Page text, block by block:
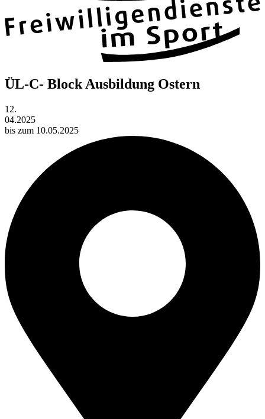
ÜL-C- Block Ausbildung Ostern
12.
04.2025
bis zum 10.05.2025